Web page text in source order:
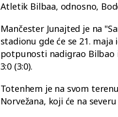
Atletik Bilbaa, odnosno,
Mančester Junajted je na
stadionu gde će se 21.
potpunosti nadigrao Bilbao
3:0 (3:0).
Totenhem je na svom
Norvežana, koji će na